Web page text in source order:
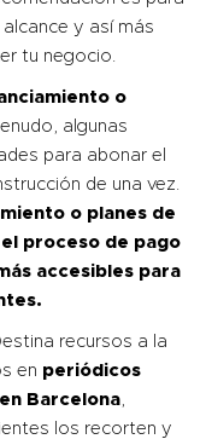
y así más
tu negocio.
o
algunas
para abonar el
de una vez.
o planes de
proceso de pago
accesibles para
recursos a la
en periódicos
Barcelona
los recorten y